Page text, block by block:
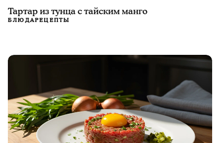
Тартар из тунца с тайским манго
БЛЮДАРЕЦЕПТЫ